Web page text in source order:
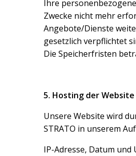
Ihre
Zwecke nicht mehr
Angebote/Dienste
gesetzlich verpflichtet
Die Speicherfristen
5. Hosting der Website
Unsere Website wird
STRATO in unserem
IP-Adresse, Datum